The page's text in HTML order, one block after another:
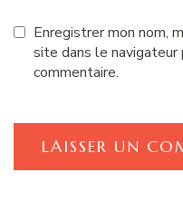
Enregistrer mon nom,
site dans le navigateur
commentaire.